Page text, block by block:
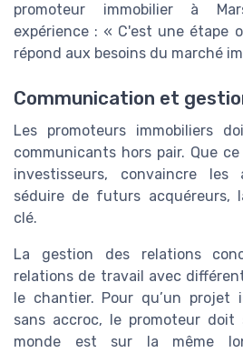
promoteur immobilier à
expérience : « C'est une étape
répond aux besoins du marché
Communication et
Les promoteurs immobiliers
communicants hors pair. Que
investisseurs, convaincre les
séduire de futurs acquéreurs,
clé.
La gestion des relations
relations de travail avec
le chantier. Pour qu’un projet
sans accroc, le promoteur doit
monde est sur la même